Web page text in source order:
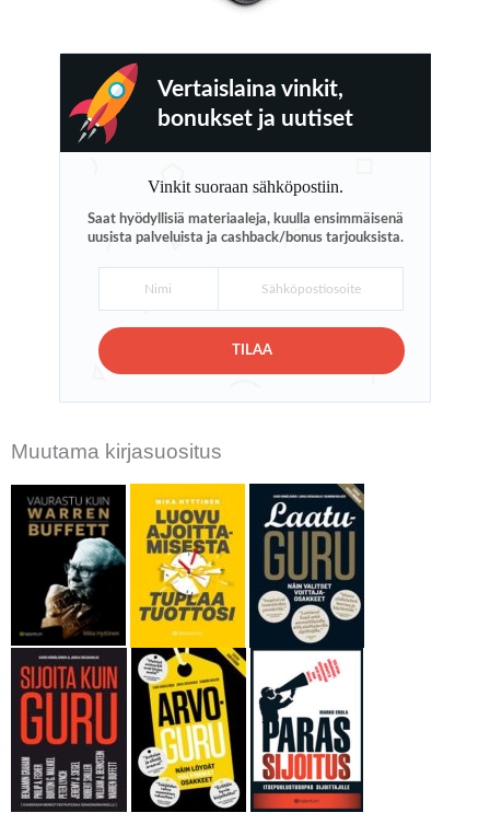
Vertaislaina vinkit,
bonukset ja uutiset
Vinkit suoraan sähköpostiin.
Saat hyödyllisiä materiaaleja, kuulla ensimmäisenä
uusista palveluista ja cashback/bonus tarjouksista.
TILAA
Muutama kirjasuositus